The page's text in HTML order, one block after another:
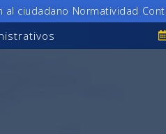
al ciudadano Normatividad